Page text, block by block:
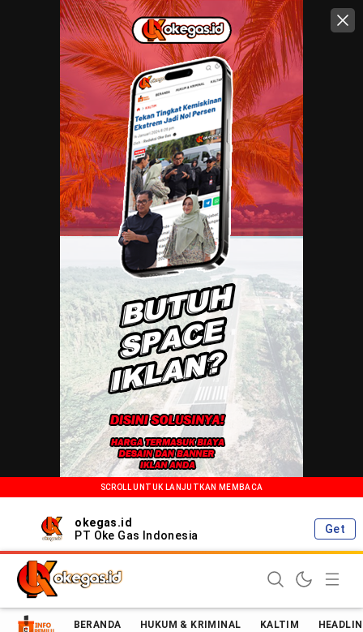
SCROLL UNTUK LANJUTKAN MEMBACA
okegas.id
PT Oke Gas Indonesia
Get
Oke Gas Indonesia | Energi Positif Informasi Terkini!
BERANDA HUKUM & KRIMINAL KALTIM